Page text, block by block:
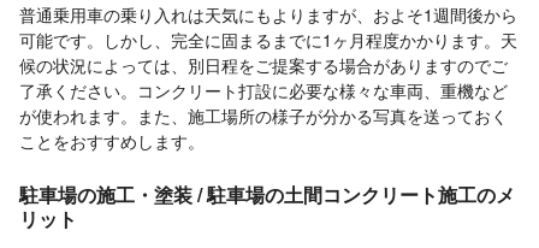
普通乗用車の乗り入れは天気にもよりますが、およそ1週間後から
可能です。しかし、完全に固まるまでに1ヶ月程度かかります。天
候の状況によっては、別日程をご提案する場合がありますのでご
了承ください。コンクリート打設に必要な様々な車両、重機など
が使われます。また、施工場所の様子が分かる写真を送っておく
ことをおすすめします。
駐車場の施工・塗装 / 駐車場の土間コンクリート施工のメ
リット